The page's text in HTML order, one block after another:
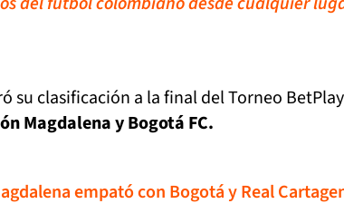
su clasificación a la final del Torneo BetPlay
Magdalena y Bogotá FC.
empató con Bogotá y Real